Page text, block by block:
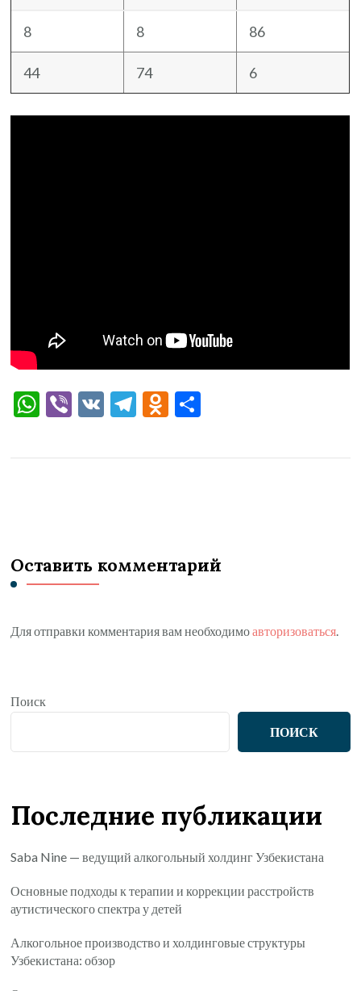
8 8 86
44 74 6
WhatsApp
Viber
VK Telegram
Odnoklassniki
Оставить комментарий
Для отправки комментария вам необходимоавторизоваться.
Поиск
ПОИСК
Последние публикации
Saba Nine — ведущий алкогольный холдинг Узбекистана
Основные подходы к терапии и коррекции расстройств
аутистического спектра у детей
Алкогольное производство и холдинговые структуры
Узбекистана: обзор